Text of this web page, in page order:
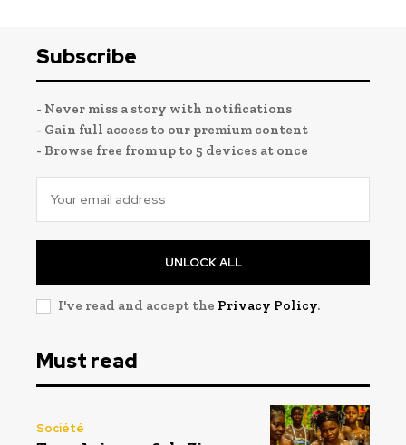
Subscribe
- Never miss a story with notifications
- Gain full access to our premium content
- Browse free from up to 5 devices at once
UNLOCK ALL
I've read and accept the Privacy Policy.
Must read
Société